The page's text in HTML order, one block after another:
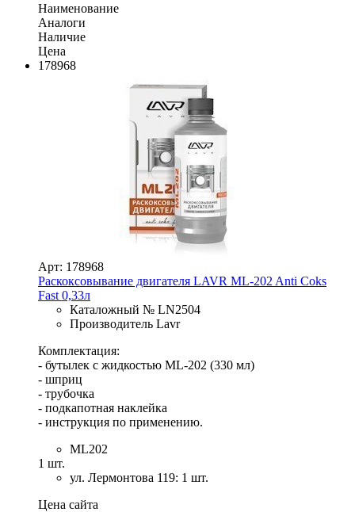
Наименование
Аналоги
Наличие
Цена
178968
Арт: 178968
Раскоксовывание двигателя LAVR МL-202 Anti Coks
Fast 0,33л
Каталожный № LN2504
Производитель Lavr
Комплектация:
- бутылек с жидкостью ML-202 (330 мл)
- шприц
- трубочка
- подкапотная наклейка
- инструкция по применению.
ML202
1 шт.
ул. Лермонтова 119: 1 шт.
Цена сайта